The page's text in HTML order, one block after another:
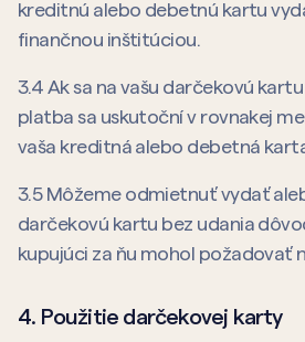
kreditnú alebo debetnú kartu
finančnou inštitúciou.
3.4 Ak sa na vašu darčekovú
platba sa uskutoční v rovnakej
vaša kreditná alebo debetná
3.5 Môžeme odmietnuť vydať
darčekovú kartu bez udania
kupujúci za ňu mohol požadovať
4. Použitie darčekovej karty